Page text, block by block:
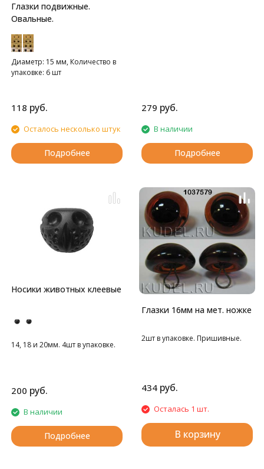
Глазки подвижные.
Овальные.
Диаметр: 15 мм, Количество в
упаковке: 6 шт
118 руб.
Осталось несколько штук
Подробнее
279 руб.
В наличии
Подробнее
Носики животных клеевые
14, 18 и 20мм. 4шт в упаковке.
200 руб.
В наличии
Подробнее
Глазки 16мм на мет. ножке
2шт в упаковке. Пришивные.
434 руб.
Осталась 1 шт.
В корзину